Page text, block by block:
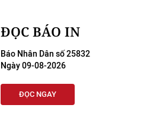
ĐỌC BÁO IN
Báo Nhân Dân số 25832
Ngày 09-08-2026
ĐỌC NGAY